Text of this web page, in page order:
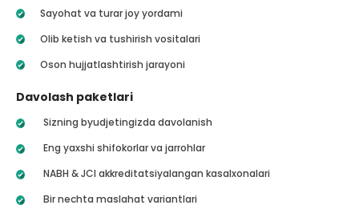
Sayohat va turar joy yordami
Olib ketish va tushirish vositalari
Oson hujjatlashtirish jarayoni
Davolash paketlari
Sizning byudjetingizda davolanish
Eng yaxshi shifokorlar va jarrohlar
NABH & JCI akkreditatsiyalangan kasalxonalari
Bir nechta maslahat variantlari